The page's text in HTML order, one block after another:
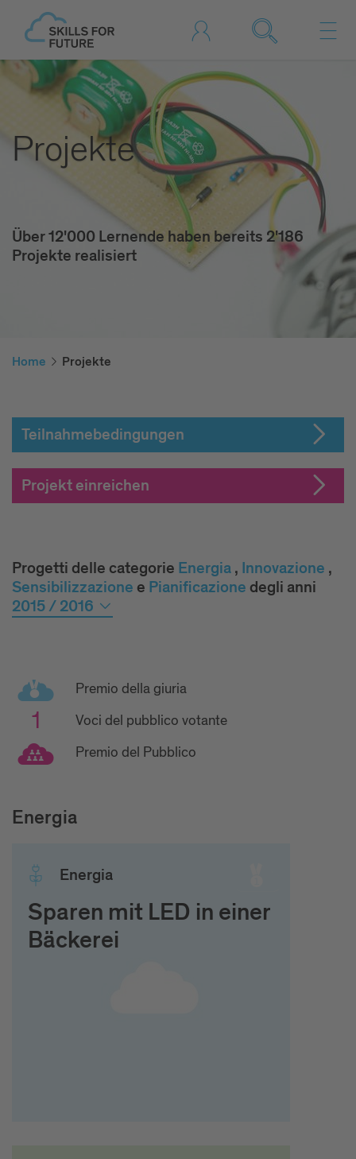
Projekte
Über 12'000 Lernende haben bereits 2'186
Projekte realisiert
Home Projekte
Teilnahmebedingungen
Projekt einreichen
Progetti delle categorie Ener­gia, Inno­va­zione ,
Sensibilizzazione e Pia­ni­fi­ca­zio­ne degli anni
2015 / 2016
Premio della giuria
1
Voci del pubblico votante
Premio del Pubblico
Energia
Ener­gia
Sparen mit LED in einer
Bäckerei